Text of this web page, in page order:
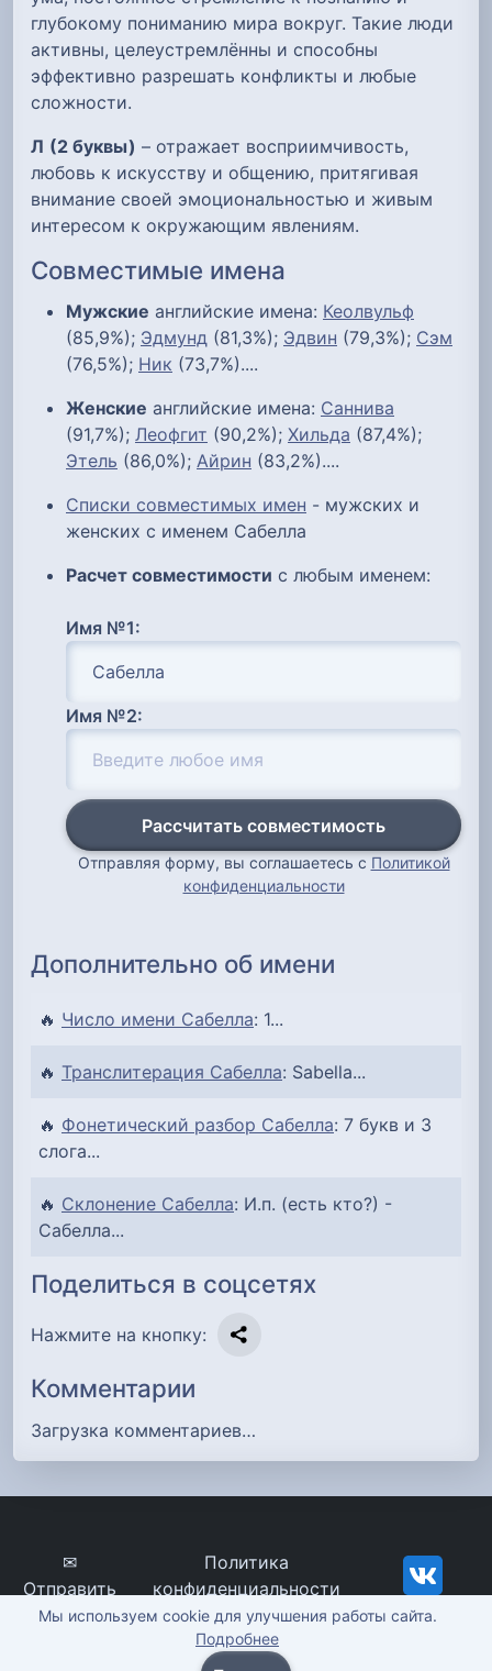
глубокому пониманию мира вокруг. Такие люди
активны, целеустремлённы и способны
эффективно разрешать конфликты и любые
сложности.
Л (2 буквы) – отражает восприимчивость,
любовь к искусству и общению, притягивая
внимание своей эмоциональностью и живым
интересом к окружающим явлениям.
Совместимые имена
Мужские английские имена: Кеолвульф
(85,9%); Эдмунд (81,3%); Эдвин (79,3%); Сэм
(76,5%); Ник (73,7%)....
Женские английские имена: Саннива
(91,7%); Леофгит (90,2%); Хильда (87,4%);
Этель (86,0%); Айрин (83,2%)....
Списки совместимых имен - мужских и
женских с именем Сабелла
Расчет совместимости с любым именем:
Имя №1:
Имя №2:
Рассчитать совместимость
Отправляя форму, вы соглашаетесь с Политикой
конфиденциальности
Дополнительно об имени
🔥 Число имени Сабелла: 1...
🔥 Транслитерация Сабелла: Sabella...
🔥 Фонетический разбор Сабелла: 7 букв и 3
слога...
🔥 Склонение Сабелла: И.п. (есть кто?) -
Сабелла...
Поделиться в соцсетях
Нажмите на кнопку:
Комментарии
Загрузка комментариев…
✉
Отправить
сообщение
Политика
конфиденциальности
imena-znachenie.ru, ©
2012-2026
Мы используем cookie для улучшения работы сайта.
Подробнее